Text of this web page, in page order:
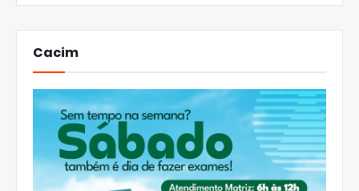
Cacim